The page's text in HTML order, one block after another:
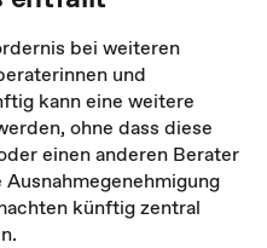
bei weiteren
und
kann eine weitere
ohne dass diese
einen anderen Berater
künftig zentral